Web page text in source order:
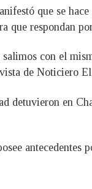
que se
que respondan
con el
de Noticiero El
detuvieron en
antecedentes